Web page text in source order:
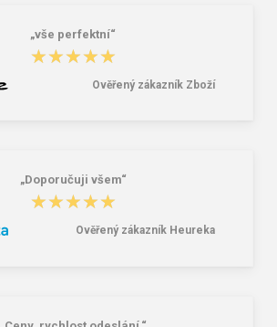
„vše perfektní“
★★★★★
★★★★★
Ověřený zákazník Zboží
„Doporučuji všem“
★★★★★
★★★★★
Ověřený zákazník Heureka